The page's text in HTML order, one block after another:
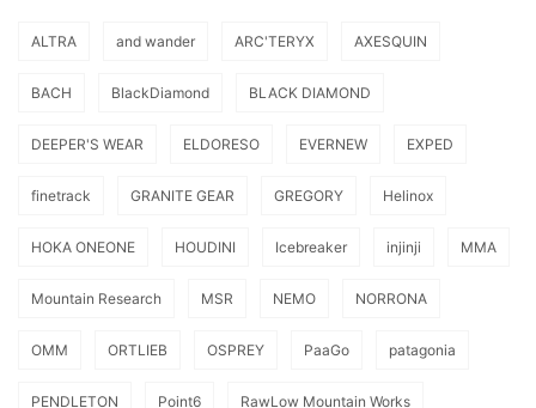
ALTRA and wander ARC'TERYX AXESQUIN
BACH BlackDiamond BLACK DIAMOND
DEEPER'S WEAR ELDORESO EVERNEW EXPED
finetrack GRANITE GEAR GREGORY Helinox
HOKA ONEONE HOUDINI Icebreaker injinji MMA
Mountain Research MSR NEMO NORRONA
OMM ORTLIEB OSPREY PaaGo patagonia
PENDLETON Point6 RawLow Mountain Works